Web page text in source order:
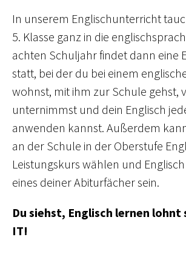
In unserem Englischunterricht
5. Klasse ganz in die
achten Schuljahr findet dann eine
statt, bei der du bei einem
wohnst, mit ihm zur Schule gehst,
unternimmst und dein Englisch
anwenden kannst. Außerdem
an der Schule in der Oberstufe
Leistungskurs wählen und
eines deiner Abiturfächer sein.
Du siehst, Englisch lernen lohnt
IT!